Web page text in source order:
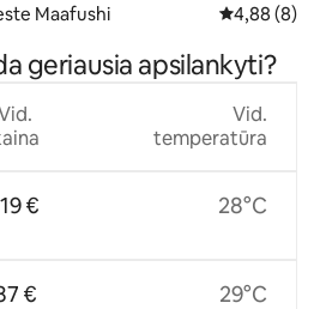
Maafushi Vidutinis
4,88 (8)
geriausia apsilankyti?
€
€
Vid.
temperatūra
28°C
29°C